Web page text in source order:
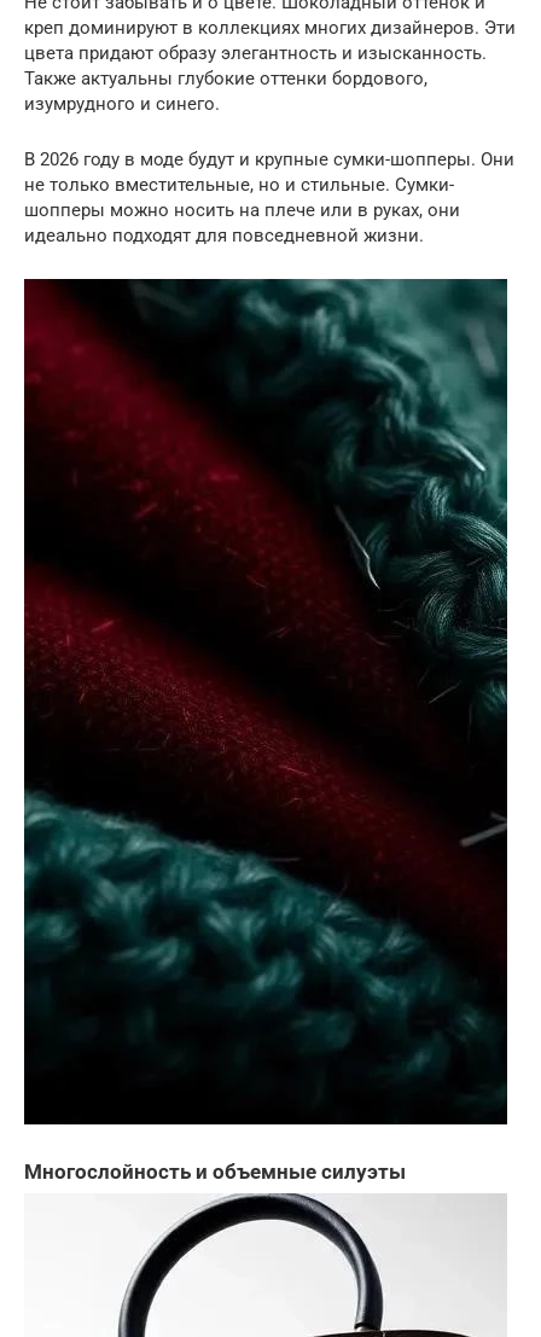
креп доминируют в коллекциях многих дизайнеров. Эти
цвета придают образу элегантность и изысканность.
Также актуальны глубокие оттенки бордового,
изумрудного и синего.
В 2026 году в моде будут и крупные сумки-шопперы. Они
не только вместительные, но и стильные. Сумки-
шопперы можно носить на плече или в руках, они
идеально подходят для повседневной жизни.
Многослойность и объемные силуэты